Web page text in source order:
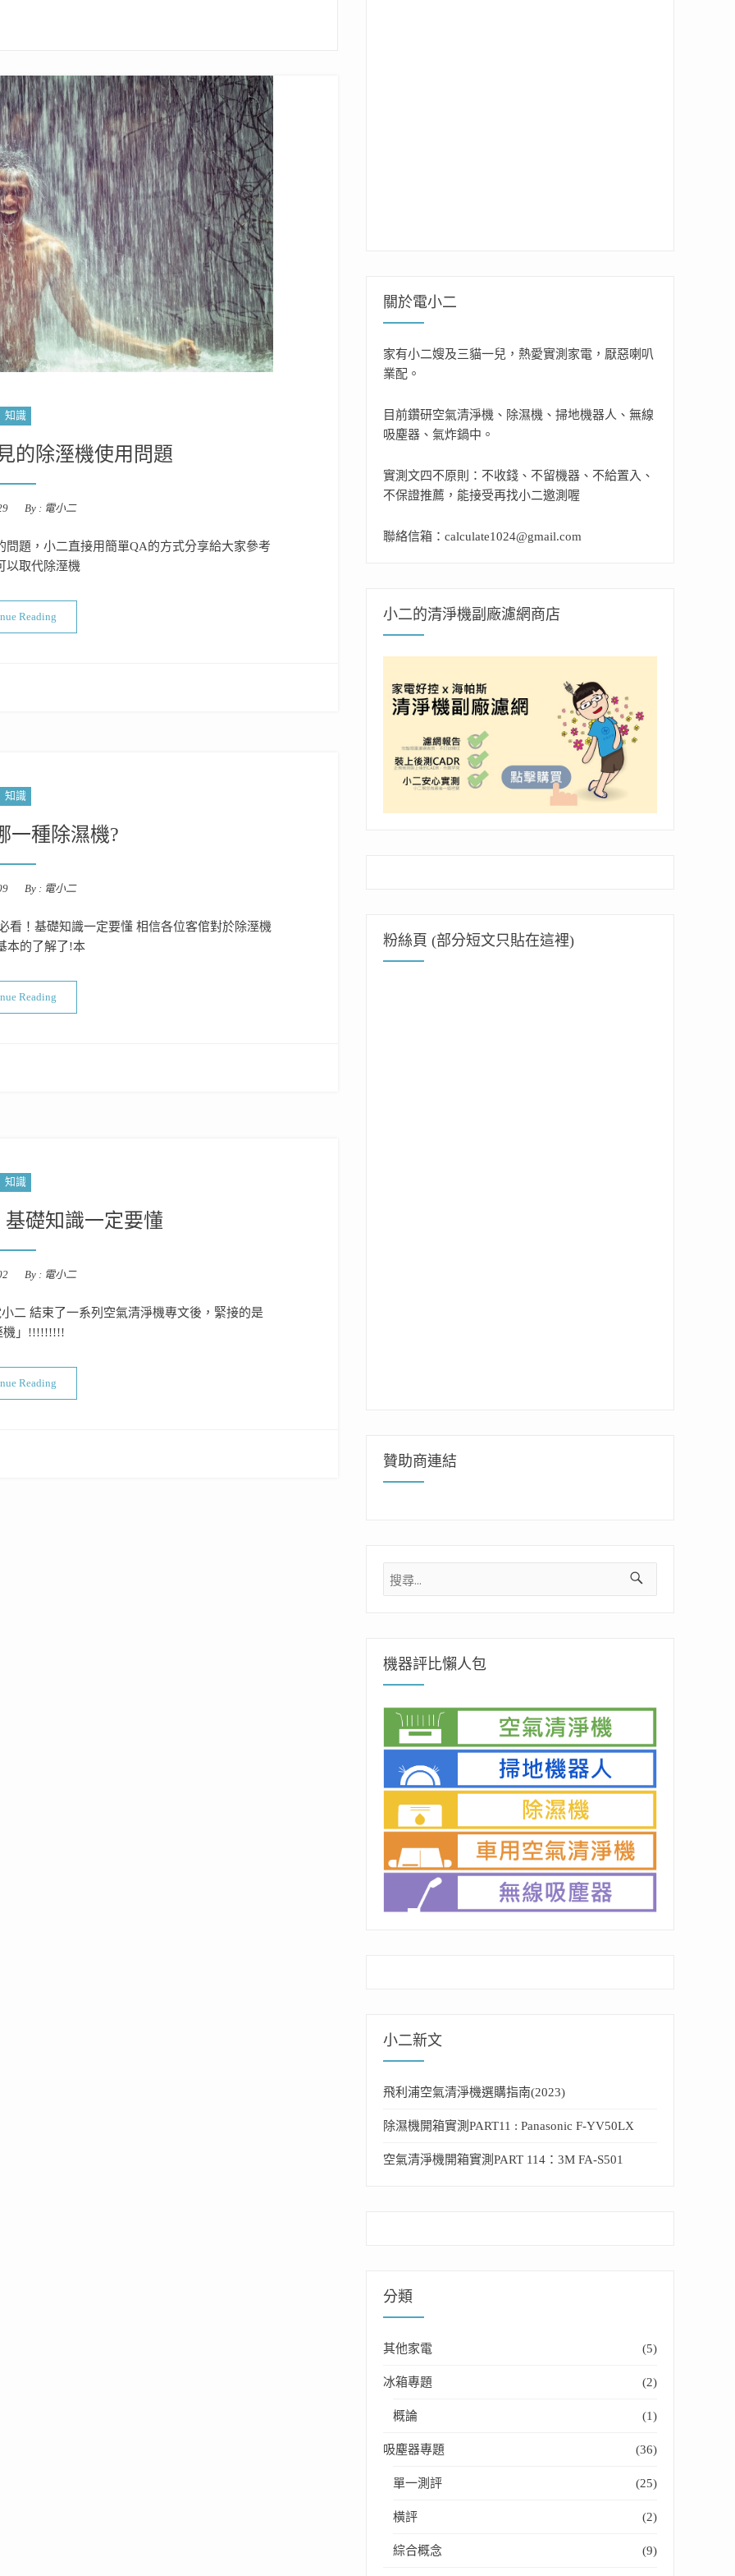
知識
的除溼機使用問題
By : 電小二
題，小二直接用簡單QA的方式分享給大家參考
以取代除溼機
Reading
知識
一種除濕機?
By : 電小二
看！基礎知識一定要懂 相信各位客倌對於除溼機
本的了解了!本
Reading
知識
礎知識一定要懂
By : 電小二
二 結束了一系列空氣清淨機專文後，緊接的是
機」!!!!!!!!!
Reading
關於電小二
家有小二嫂及三貓一兒，熱愛實測家電，厭惡喇叭
業配。
目前鑽研空氣清淨機、除濕機、掃地機器人、無線
吸塵器、氣炸鍋中。
實測文四不原則：不收錢、不留機器、不給置入、
不保證推薦，能接受再找小二邀測喔
聯絡信箱：calculate1024@gmail.com
小二的清淨機副廠濾網商店
粉絲頁 (部分短文只貼在這裡)
贊助商連結
搜
機器評比懶人包
小二新文
飛利浦空氣清淨機選購指南(2023)
除濕機開箱實測PART11 : Panasonic F-YV50LX
空氣清淨機開箱實測PART 114：3M FA-S501
分類
其他家電 (5)
冰箱專題 (2)
概論 (1)
吸塵器專題 (36)
單一測評 (25)
橫評 (2)
綜合概念 (9)